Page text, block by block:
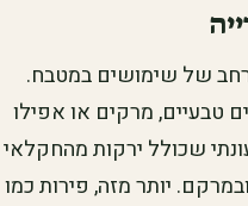
רחב של שימושים במטבח.
טבעיים, מרקים או אפילו
שכולל ירקות מהחקלאי
יותר מזה, פירות כמו